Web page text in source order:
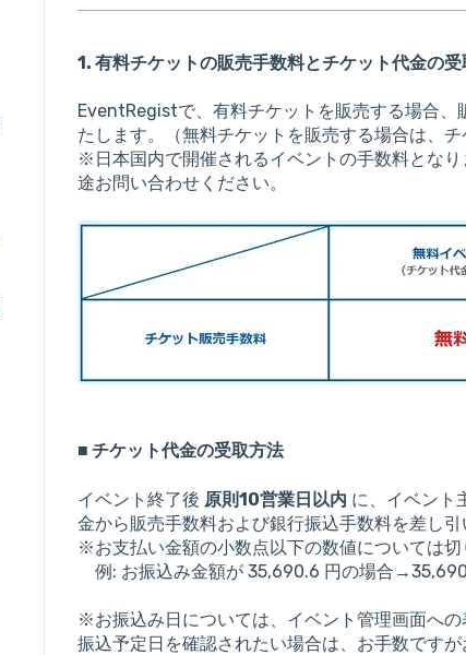
1. 有料チケットの販売手数料とチケット代金の
EventRegistで、有料チケットを販売する場合
たします。（無料チケットを販売する場合は、チ
※日本国内で開催されるイベントの手数料とな
途お問い合わせください。
■ チケット代金の受取方法
イベント終了後 原則10営業日以内 に、イベント
金から販売手数料および銀行振込手数料を差し引
※お支払い金額の小数点以下の数値については切
例: お振込み金額が 35,690.6 円の場合→35,690
※お振込み日については、イベント管理画面への
振込予定日を確認されたい場合は、お手数ですが